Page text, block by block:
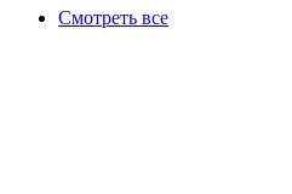
Смотреть все